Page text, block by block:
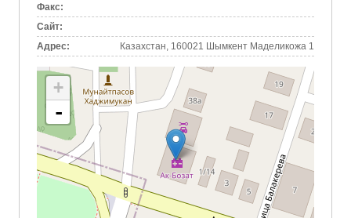
Факс:
Сайт:
Адрес:
Казахстан, 160021 Шымкент Маделикожа 1
+
-